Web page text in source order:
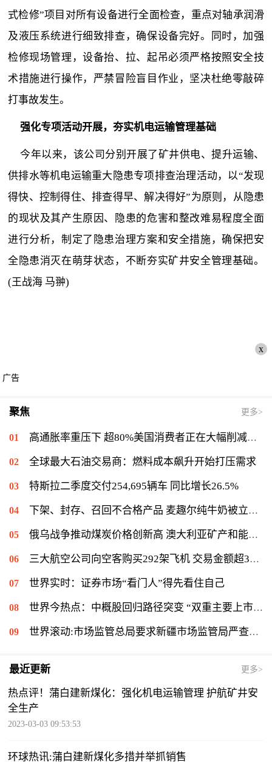
式检修”项目对所有设备进行全面检查，重点对轴承润滑
及液压系统进行细致排查，确保设备完好。同时，加强
检修现场管理，设备抬、拉、起吊必须严格按照安全技
术措施进行操作，严禁冒险盲目作业，坚决杜绝零敲碎
打事故发生。
强化专项活动开展，夯实机电运输管理基础
今年以来，该公司分别开展了矿井供电、提升运输、
供排水等机电运输重大隐患专项排查治理活动，以“发现
得快、控制得住、排查得早、解决得好”为原则，从隐患
的现状及其产生原因、隐患的危害和整改难易程度全面
进行分析，制定了隐患治理方案和安全措施，确保把安
全隐患消灭在萌芽状态，不断夯实矿井安全管理基础。
(王战海 马翀)
x
广告
聚焦 更多>
高通胀率重压下 超80%美国消费者正在大幅削减开支
全球最大石油交易商：燃料成本飙升开始打压需求
特斯拉二季度交付254,695辆车 同比增长26.5%
下架、封存、召回不合格产品 麦趣尔纯牛奶被立案调查
俄乌战争推动煤炭价格创新高 澳大利亚矿产和能源出口收入将增长
三大航空公司向空客购买292架飞机 交易金额超372亿美元
世界实时：证券市场“看门人”得先看住自己
世界今热点：中概股回归路径突变 “双重主要上市”渐成主流
世界滚动:市场监管总局要求新疆市场监管局严查麦趣尔纯牛奶检出丙二醇问题
最近更新 更多>
热点评！蒲白建新煤化：强化机电运输管理 护航矿井安
全生产
2023-03-03 09:53:53
环球热讯:蒲白建新煤化多措并举抓销售